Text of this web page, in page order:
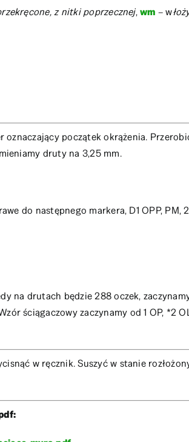
z nitki poprzecznej,wm – w
początek okrążenia.
druty na 3,25 mm.
do następnego markera, D1 OPP, PM,
na drutach będzie 288 oczek,
ściągaczowy zaczynamy od 1 OP, *2
w ręcznik. Suszyć w stanie